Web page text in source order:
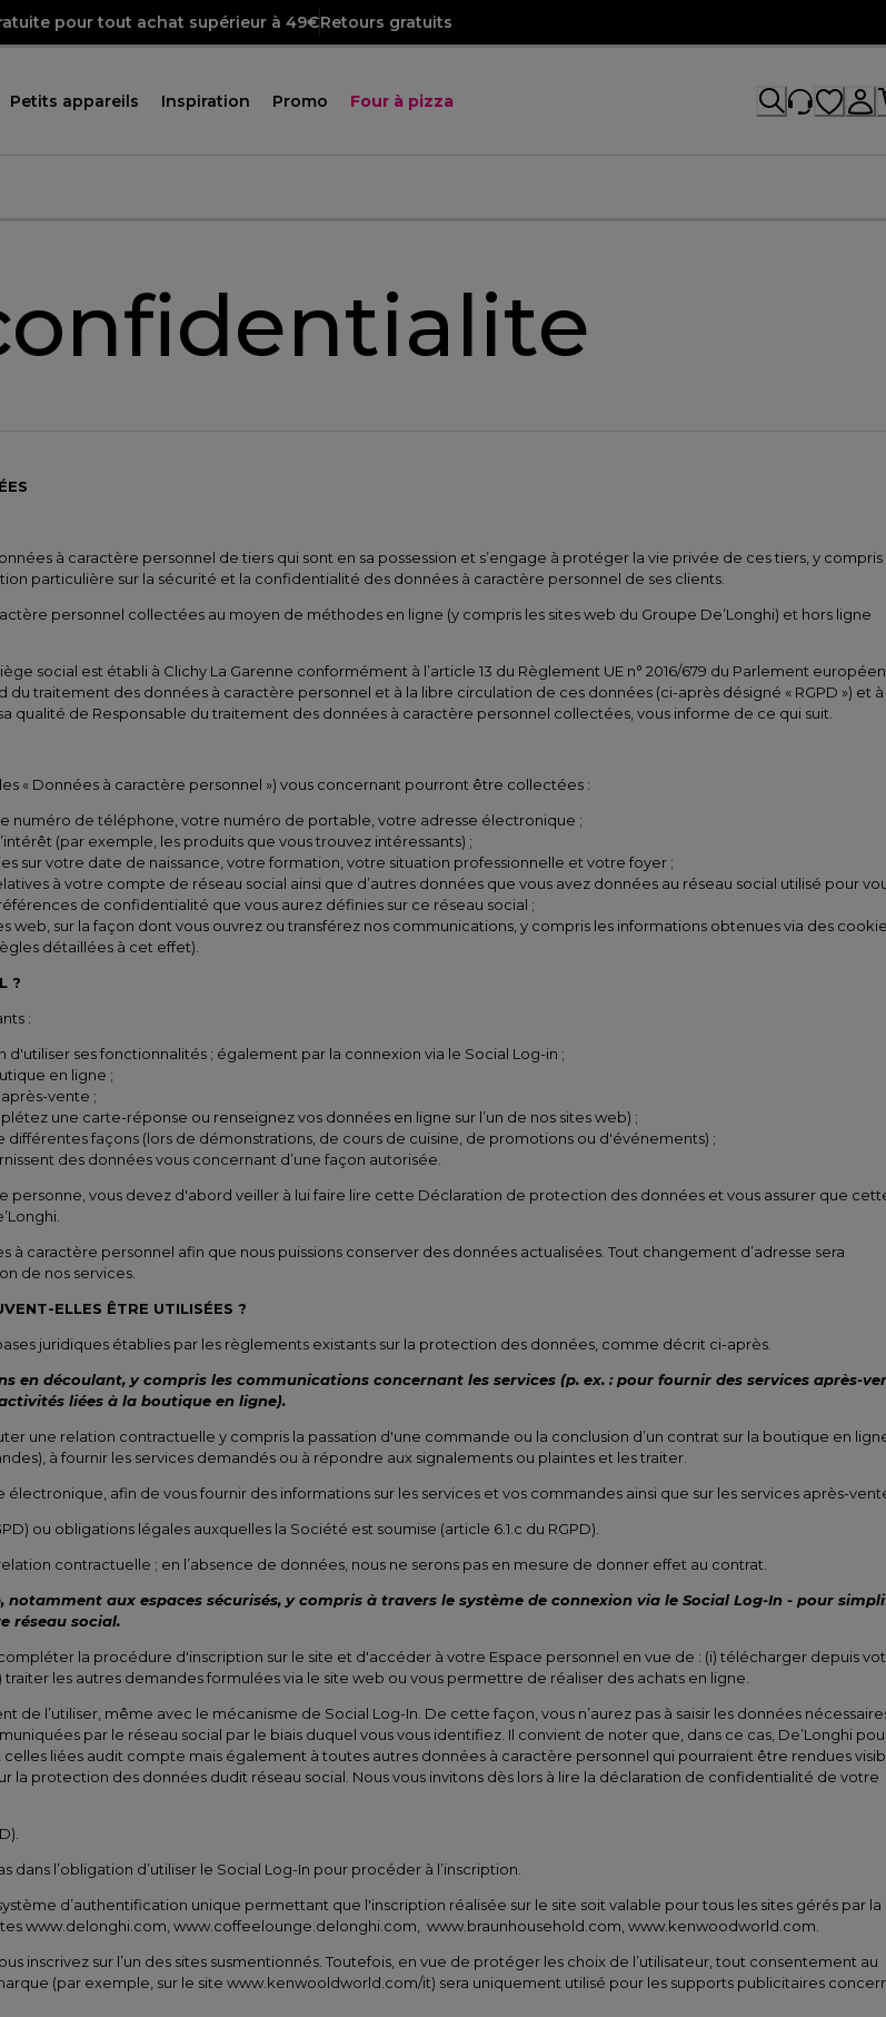
pour tout achat supérieur à 49€Retours gratuits
Petits appareils Inspiration Promo Four à pizza
à caractère personnel de tiers qui sont en sa possession et s’engage à protéger la vie privée de ces tiers, y compris
particulière sur la sécurité et la confidentialité des données à caractère personnel de ses clients.
personnel collectées au moyen de méthodes en ligne (y compris les sites web du Groupe De’Longhi) et hors ligne
social est établi à Clichy La Garenne conformément à l’article 13 du Règlement UE n° 2016/679 du Parlement
traitement des données à caractère personnel et à la libre circulation de ces données (ci-après désigné « RGPD ») et à
qualité de Responsable du traitement des données à caractère personnel collectées, vous informe de ce qui suit.
« Données à caractère personnel ») vous concernant pourront être collectées :
numéro de téléphone, votre numéro de portable, votre adresse électronique ;
(par exemple, les produits que vous trouvez intéressants) ;
sur votre date de naissance, votre formation, votre situation professionnelle et votre foyer ;
à votre compte de réseau social ainsi que d’autres données que vous avez données au réseau social utilisé pour
de confidentialité que vous aurez définies sur ce réseau social ;
web, sur la façon dont vous ouvrez ou transférez nos communications, y compris les informations obtenues via des
détaillées à cet effet).
?
:
ses fonctionnalités ; également par la connexion via le Social Log-in ;
en ligne ;
vente ;
une carte-réponse ou renseignez vos données en ligne sur l’un de nos sites web) ;
façons (lors de démonstrations, de cours de cuisine, de promotions ou d'événements) ;
des données vous concernant d’une façon autorisée.
vous devez d'abord veiller à lui faire lire cette Déclaration de protection des données et vous assurer que
caractère personnel afin que nous puissions conserver des données actualisées. Tout changement d’adresse sera
de nos services.
ELLES ÊTRE UTILISÉES ?
juridiques établies par les règlements existants sur la protection des données, comme décrit ci-après.
découlant, y compris les communications concernant les services (p. ex. : pour fournir des services après-
liées à la boutique en ligne).
une relation contractuelle y compris la passation d'une commande ou la conclusion d’un contrat sur la boutique en
à fournir les services demandés ou à répondre aux signalements ou plaintes et les traiter.
afin de vous fournir des informations sur les services et vos commandes ainsi que sur les services après-
ou obligations légales auxquelles la Société est soumise (article 6.1.c du RGPD).
contractuelle ; en l’absence de données, nous ne serons pas en mesure de donner effet au contrat.
aux espaces sécurisés, y compris à travers le système de connexion via le Social Log-In - pour
réseau social.
la procédure d'inscription sur le site et d'accéder à votre Espace personnel en vue de : (i) télécharger depuis
les autres demandes formulées via le site web ou vous permettre de réaliser des achats en ligne.
de l’utiliser, même avec le mécanisme de Social Log-In. De cette façon, vous n’aurez pas à saisir les données
par le réseau social par le biais duquel vous vous identifiez. Il convient de noter que, dans ce cas, De’Longhi
liées audit compte mais également à toutes autres données à caractère personnel qui pourraient être rendues
protection des données dudit réseau social. Nous vous invitons dès lors à lire la déclaration de confidentialité de votre
l’obligation d’utiliser le Social Log-In pour procéder à l’inscription.
d’authentification unique permettant que l'inscription réalisée sur le site soit valable pour tous les sites gérés par la
www.delonghi.com, www.coffeelounge.delonghi.com, www.braunhousehold.com, www.kenwoodworld.com.
inscrivez sur l’un des sites susmentionnés. Toutefois, en vue de protéger les choix de l’utilisateur, tout consentement au
(par exemple, sur le site www.kenwooldworld.com/it) sera uniquement utilisé pour les supports publicitaires